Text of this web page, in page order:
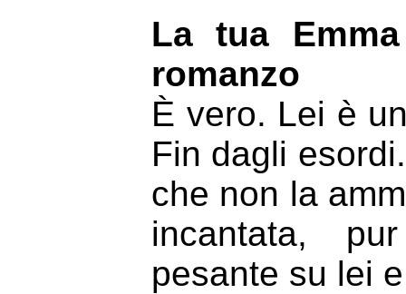
La tua
romanzo
È vero. Lei è
Fin dagli
che non la
incantata,
pesante su lei